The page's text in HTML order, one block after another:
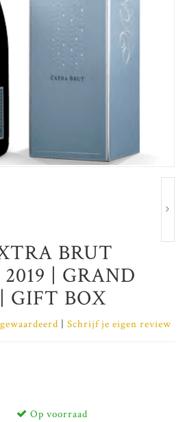
BRUT
| GRAND
GIFT BOX
| Schrijf je eigen review
Op voorraad